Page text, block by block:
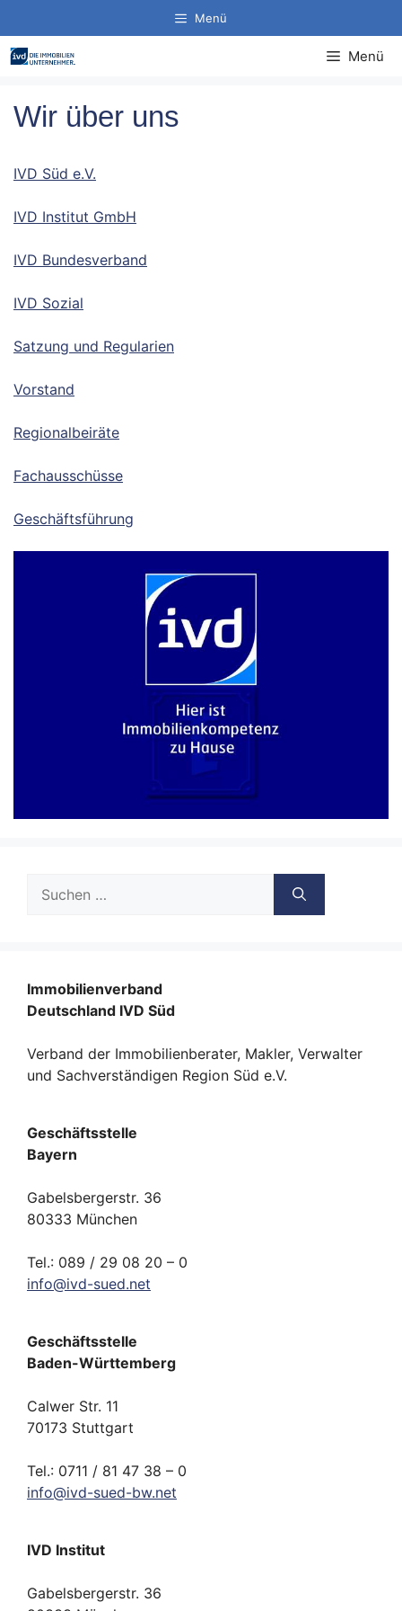
Inhalt
springen
Menü
Menü
Wir über uns
IVD Süd e.V.
IVD Institut GmbH
IVD Bundesverband
IVD Sozial
Satzung und Regularien
Vorstand
Regionalbeiräte
Fachausschüsse
Geschäftsführung
nach:
Immobilienverband
Deutschland IVD Süd
Verband der Immobilienberater, Makler, Verwalter
und Sachverständigen Region Süd e.V.
Geschäftsstelle
Bayern
Gabelsbergerstr. 36
80333 München
Tel.: 089 / 29 08 20 – 0
info@ivd-sued.net
Geschäftsstelle
Baden-Württemberg
Calwer Str. 11
70173 Stuttgart
Tel.: 0711 / 81 47 38 – 0
info@ivd-sued-bw.net
IVD Institut
Gabelsbergerstr. 36